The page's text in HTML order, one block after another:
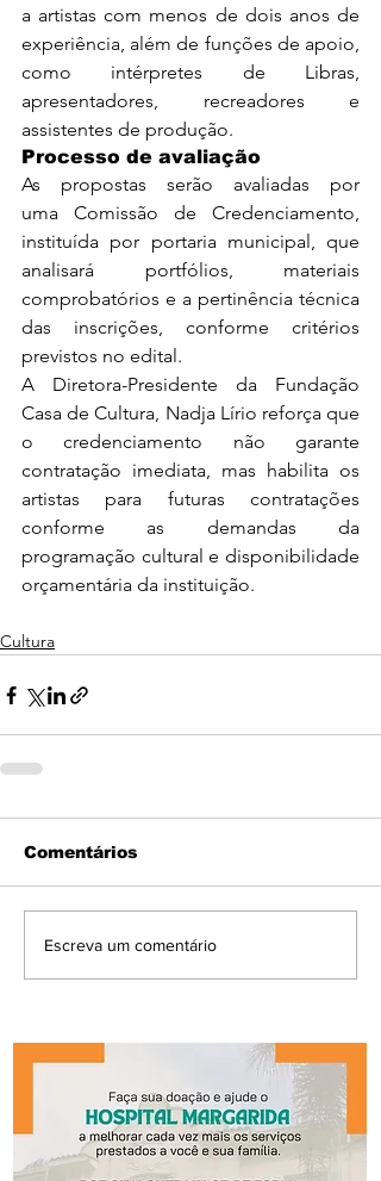
a artistas com menos de dois anos de
experiência, além de funções de apoio,
como intérpretes de Libras,
apresentadores, recreadores e
assistentes de produção.
Processo de avaliação
As propostas serão avaliadas por
uma Comissão de Credenciamento,
instituída por portaria municipal, que
analisará portfólios, materiais
comprobatórios e a pertinência técnica
das inscrições, conforme critérios
previstos no edital.
A Diretora-Presidente da Fundação
Casa de Cultura, Nadja Lírio reforça que
o credenciamento não garante
contratação imediata, mas habilita os
artistas para futuras contratações
conforme as demandas da
programação cultural e disponibilidade
orçamentária da instituição.
Cultura
Comentários
Escreva um comentário